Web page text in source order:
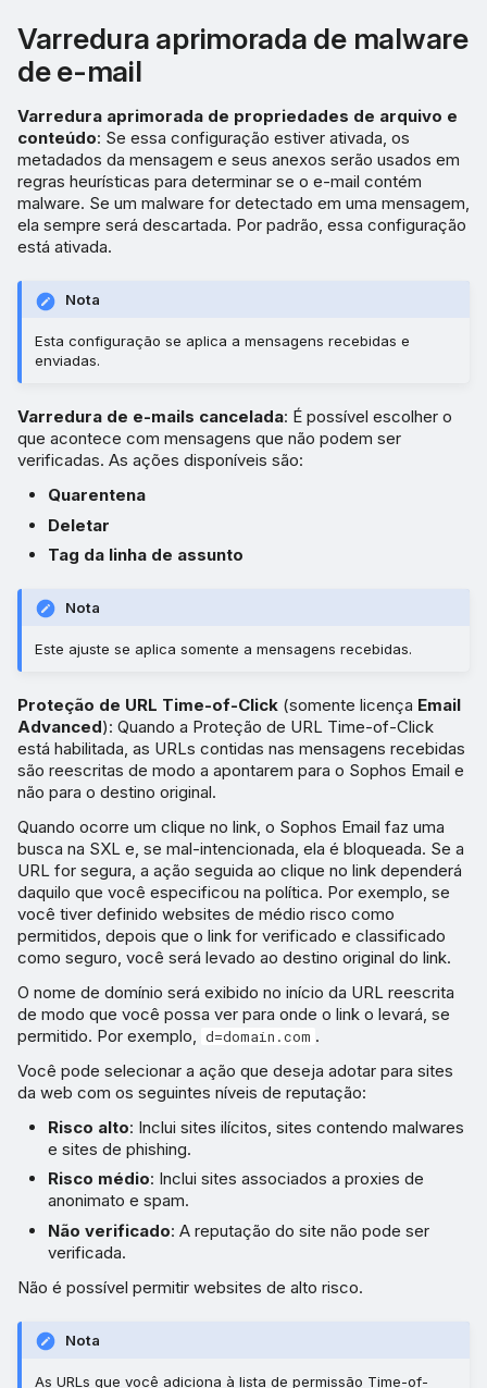
Varredura aprimorada de malware
de e-mail
Varredura aprimorada de propriedades de arquivo e
conteúdo: Se essa configuração estiver ativada, os
metadados da mensagem e seus anexos serão usados em
regras heurísticas para determinar se o e-mail contém
malware. Se um malware for detectado em uma mensagem,
ela sempre será descartada. Por padrão, essa configuração
está ativada.
Nota
Esta configuração se aplica a mensagens recebidas e
enviadas.
Varredura de e-mails cancelada: É possível escolher o
que acontece com mensagens que não podem ser
verificadas. As ações disponíveis são:
Quarentena
Deletar
Tag da linha de assunto
Nota
Este ajuste se aplica somente a mensagens recebidas.
Proteção de URL Time-of-Click (somente licença Email
Advanced): Quando a Proteção de URL Time-of-Click
está habilitada, as URLs contidas nas mensagens recebidas
são reescritas de modo a apontarem para o Sophos Email e
não para o destino original.
Quando ocorre um clique no link, o Sophos Email faz uma
busca na SXL e, se mal-intencionada, ela é bloqueada. Se a
URL for segura, a ação seguida ao clique no link dependerá
daquilo que você especificou na política. Por exemplo, se
você tiver definido websites de médio risco como
permitidos, depois que o link for verificado e classificado
como seguro, você será levado ao destino original do link.
O nome de domínio será exibido no início da URL reescrita
de modo que você possa ver para onde o link o levará, se
permitido. Por exemplo,
d=domain.com .
Você pode selecionar a ação que deseja adotar para sites
da web com os seguintes níveis de reputação:
Risco alto: Inclui sites ilícitos, sites contendo malwares
e sites de phishing.
Risco médio: Inclui sites associados a proxies de
anonimato e spam.
Não verificado: A reputação do site não pode ser
verificada.
Não é possível permitir websites de alto risco.
Nota
As URLs que você adiciona à lista de permissão Time-of-